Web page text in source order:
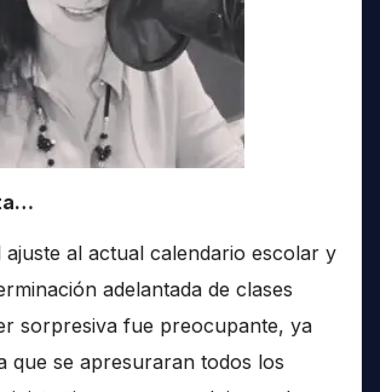
ajuste al actual calendario escolar y
adelantada de clases
sorpresiva fue preocupante, ya
que se apresuraran todos los